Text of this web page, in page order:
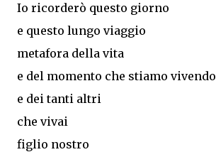
Io ricorderò questo giorno
e questo lungo viaggio
metafora della vita
e del momento che stiamo vivendo
e dei tanti altri
che vivai
figlio nostro